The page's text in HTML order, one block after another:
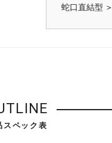
蛇口直結型 ＞
スペック表